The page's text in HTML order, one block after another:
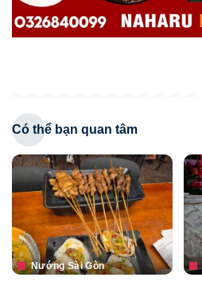
Có thể bạn quan tâm
Nướng Sài Gòn